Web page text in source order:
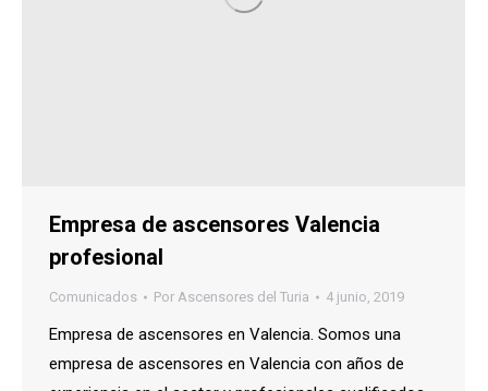
Empresa de ascensores Valencia
profesional
Comunicados Por Ascensores del Turia 4 junio, 2019
Empresa de ascensores en Valencia. Somos una
empresa de ascensores en Valencia con años de